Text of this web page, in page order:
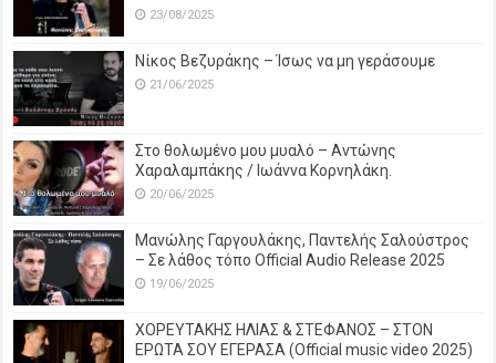
23/08/2025
Νίκος Βεζυράκης – Ίσως να μη γεράσουμε
21/06/2025
Στο θολωμένο μου μυαλό – Αντώνης
Χαραλαμπάκης / Ιωάννα Κορνηλάκη.
20/06/2025
Μανώλης Γαργουλάκης, Παντελής Σαλούστρος
– Σε λάθος τόπο Official Audio Release 2025
19/06/2025
ΧΟΡΕΥΤΑΚΗΣ ΗΛΙΑΣ & ΣΤΕΦΑΝΟΣ – ΣΤΟΝ
ΕΡΩΤΑ ΣΟΥ ΕΓΕΡΑΣΑ (Official music video 2025)